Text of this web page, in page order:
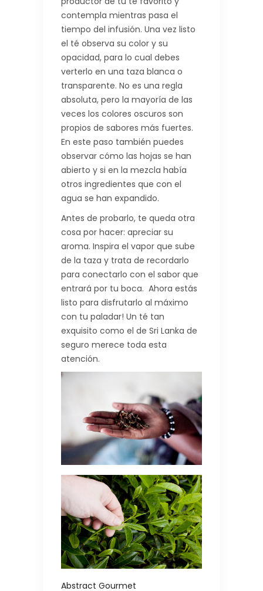
contempla mientras pasa el
tiempo del infusión. Una vez listo
el té observa su color y su
opacidad, para lo cual debes
verterlo en una taza blanca o
transparente. No es una regla
absoluta, pero la mayoría de las
veces los colores oscuros son
propios de sabores más fuertes.
En este paso también puedes
observar cómo las hojas se han
abierto y si en la mezcla había
otros ingredientes que con el
agua se han expandido.
Antes de probarlo, te queda otra
cosa por hacer: apreciar su
aroma. Inspira el vapor que sube
de la taza y trata de recordarlo
para conectarlo con el sabor que
entrará por tu boca. Ahora estás
listo para disfrutarlo al máximo
con tu paladar! Un té tan
exquisito como el de Sri Lanka de
seguro merece toda esta
atención.
Abstract Gourmet